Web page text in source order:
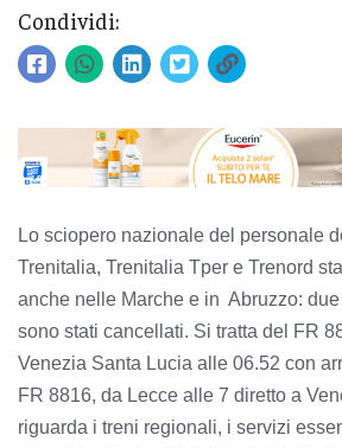
Condividi:
Lo sciopero nazionale del personale
Trenitalia, Trenitalia Tper e Trenord
anche nelle Marche e in Abruzzo:
sono stati cancellati. Si tratta del FR
Venezia Santa Lucia alle 06.52 con
FR 8816, da Lecce alle 7 diretto a
riguarda i treni regionali, i servizi